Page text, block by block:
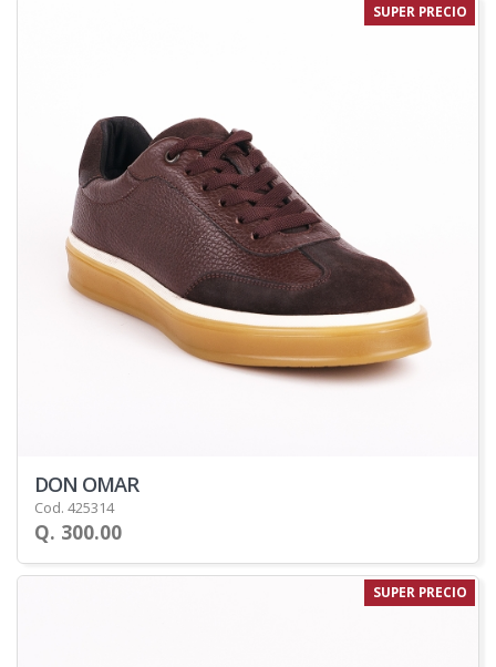
SUPER PRECIO
DON OMAR
Cod. 425314
Q. 300.00
SUPER PRECIO